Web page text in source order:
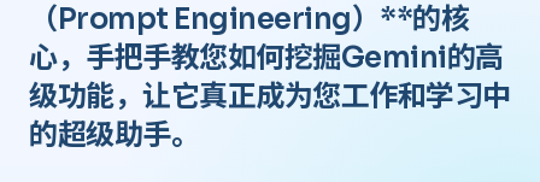
（Prompt Engineering）**的核
心，手把手教您如何挖掘Gemini的高
级功能，让它真正成为您工作和学习中
的超级助手。